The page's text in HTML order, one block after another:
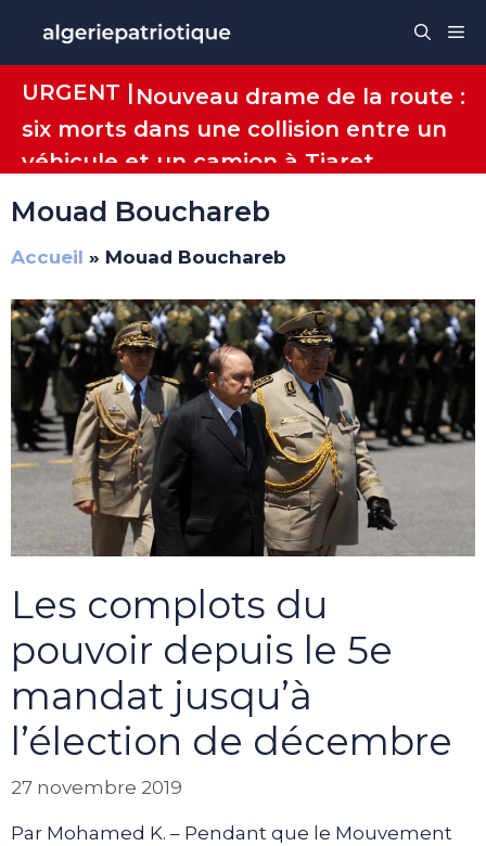
contenu
URGENT | Nouveau drame de la route :
six morts dans une collision entre un
véhicule et un camion à Tiaret
Mouad Bouchareb
Accueil » Mouad Bouchareb
Les complots du
pouvoir depuis le 5e
mandat jusqu’à
l’élection de décembre
27 novembre 2019
Par Mohamed K. – Pendant que le Mouvement